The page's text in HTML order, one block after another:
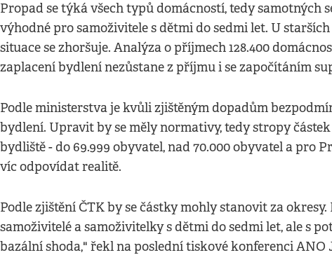
Propad se týká všech typů domácností, tedy samotných
výhodné pro samoživitele s dětmi do sedmi let. U
situace se zhoršuje. Analýza o příjmech 128.400
zaplacení bydlení nezůstane z příjmu i se započítáním
Podle ministerstva je kvůli zjištěným dopadům
bydlení. Upravit by se měly normativy, tedy stropy
bydliště - do 69.999 obyvatel, nad 70.000 obyvatel a pro
víc odpovídat realitě.
Podle zjištění ČTK by se částky mohly stanovit za
samoživitelé a samoživitelky s dětmi do sedmi let, ale s
bazální shoda," řekl na poslední tiskové konferenci ANO